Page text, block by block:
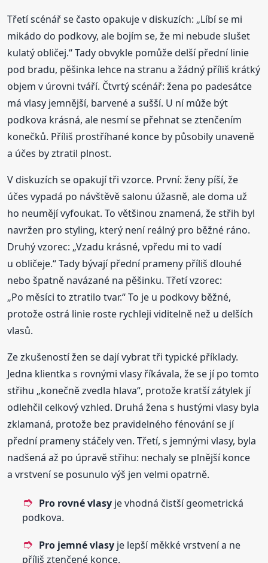
Třetí scénář se často opakuje v diskuzích: „Líbí se mi
mikádo do podkovy, ale bojím se, že mi nebude slušet
kulatý obličej.“ Tady obvykle pomůže delší přední linie
pod bradu, pěšinka lehce na stranu a žádný příliš krátký
objem v úrovni tváří. Čtvrtý scénář: žena po padesátce
má vlasy jemnější, barvené a sušší. U ní může být
podkova krásná, ale nesmí se přehnat se ztenčením
konečků. Příliš prostříhané konce by působily unaveně
a účes by ztratil plnost.
V diskuzích se opakují tři vzorce. První: ženy píší, že
účes vypadá po návštěvě salonu úžasně, ale doma už
ho neumějí vyfoukat. To většinou znamená, že střih byl
navržen pro styling, který není reálný pro běžné ráno.
Druhý vzorec: „Vzadu krásné, vpředu mi to vadí
u obličeje.“ Tady bývají přední prameny příliš dlouhé
nebo špatně navázané na pěšinku. Třetí vzorec:
„Po měsíci to ztratilo tvar.“ To je u podkovy běžné,
protože ostrá linie roste rychleji viditelně než u delších
vlasů.
Ze zkušeností žen se dají vybrat tři typické příklady.
Jedna klientka s rovnými vlasy říkávala, že se jí po tomto
střihu „konečně zvedla hlava“, protože kratší zátylek jí
odlehčil celkový vzhled. Druhá žena s hustými vlasy byla
zklamaná, protože bez pravidelného fénování se jí
přední prameny stáčely ven. Třetí, s jemnými vlasy, byla
nadšená až po úpravě střihu: nechaly se plnější konce
a vrstvení se posunulo výš jen velmi opatrně.
Pro rovné vlasy je vhodná čistší geometrická
podkova.
Pro jemné vlasy je lepší měkké vrstvení a ne
příliš ztenčené konce.